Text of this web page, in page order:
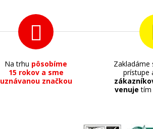
Na trhu pôsobíme
15 rokov a sme
uznávanou značkou
Zakladáme
prístupe
venuje tím